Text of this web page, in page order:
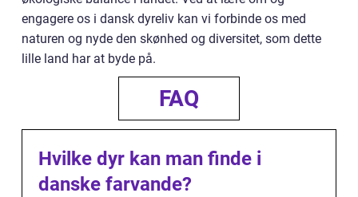
engagere os i dansk dyreliv kan vi forbinde os med
naturen og nyde den skønhed og diversitet, som dette
lille land har at byde på.
FAQ
Hvilke dyr kan man finde i
danske farvande?